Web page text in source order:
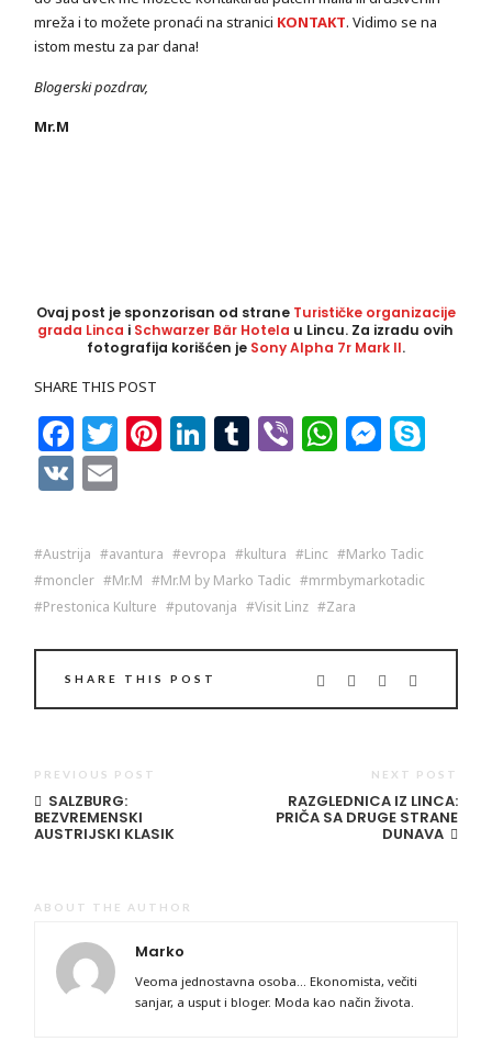
mreža i to možete pronaći na stranici KONTAKT. Vidimo se na
istom mestu za par dana!
Blogerski pozdrav,
Mr.M
Ovaj post je sponzorisan od strane Turističke organizacije
grada Linca i Schwarzer Bär Hotela u Lincu. Za izradu ovih
fotografija korišćen je Sony Alpha 7r Mark II.
SHARE THIS POST
Facebook
Twitter
Pinterest
LinkedIn
Tumblr
Viber
VK
Austrija avantura evropa kultura Linc
Marko Tadic
moncler
Mr.M Mr.M by Marko Tadic
mrmbymarkotadic
Prestonica Kulture
putovanja Visit Linz Zara
SHARE THIS POST
PREVIOUS POST
SALZBURG:
BEZVREMENSKI
AUSTRIJSKI KLASIK
NEXT POST
RAZGLEDNICA IZ LINCA:
PRIČA SA DRUGE STRANE
DUNAVA
ABOUT THE AUTHOR
Marko
Veoma jednostavna osoba... Ekonomista, večiti
sanjar, a usput i bloger. Moda kao način života.